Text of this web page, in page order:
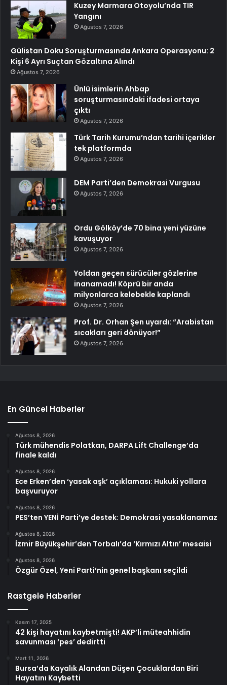
Kuzey Marmara Otoyolu’nda TIR
Yangını
Ağustos 7, 2026
Gülistan Doku Soruşturmasında Ankara Operasyonu: 2
Kişi 6 Ayrı Suçtan Gözaltına Alındı
Ağustos 7, 2026
Ünlü isimlerin Ahbap
soruşturmasındaki ifadesi ortaya
çıktı
Ağustos 7, 2026
Türk Tarih Kurumu’ndan tarihi içerikler
tek platformda
Ağustos 7, 2026
DEM Parti’den Demokrasi Vurgusu
Ağustos 7, 2026
Ordu Gölköy’de 70 bina yeni yüzüne
kavuşuyor
Ağustos 7, 2026
Yoldan geçen sürücüler gözlerine
inanamadı! Köprü bir anda
milyonlarca kelebekle kaplandı
Ağustos 7, 2026
Prof. Dr. Orhan Şen uyardı: “Arabistan
sıcakları geri dönüyor!”
Ağustos 7, 2026
En Güncel Haberler
Ağustos 8, 2026
Türk mühendis Polatkan, DARPA Lift Challenge’da
finale kaldı
Ağustos 8, 2026
Ece Erken’den ‘yasak aşk’ açıklaması: Hukuki yollara
başvuruyor
Ağustos 8, 2026
PES’ten YENİ Parti’ye destek: Demokrasi yasaklanamaz
Ağustos 8, 2026
İzmir Büyükşehir’den Torbalı’da ‘Kırmızı Altın’ mesaisi
Ağustos 8, 2026
Özgür Özel, Yeni Parti’nin genel başkanı seçildi
Rastgele Haberler
Kasım 17, 2025
42 kişi hayatını kaybetmişti! AKP’li müteahhidin
savunması ‘pes’ dedirtti
Mart 11, 2026
Bursa’da Kayalık Alandan Düşen Çocuklardan Biri
Hayatını Kaybetti